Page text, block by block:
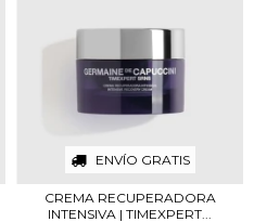
ENVÍO GRATIS
CREMA RECUPERADORA
INTENSIVA | TIMEXPERT...